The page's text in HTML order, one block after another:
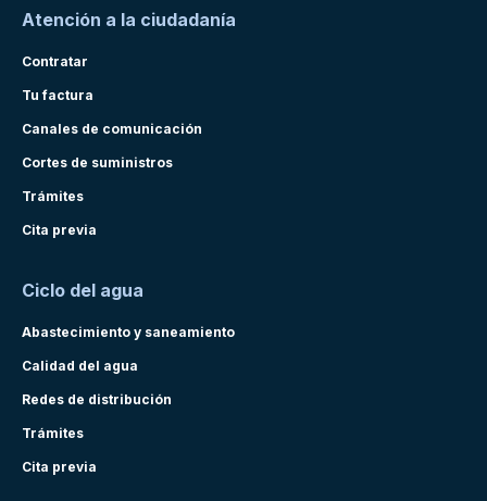
Atención a la ciudadanía
Contratar
Tu factura
Canales de comunicación
Cortes de suministros
Trámites
Cita previa
Ciclo del agua
Abastecimiento y saneamiento
Calidad del agua
Redes de distribución
Trámites
Cita previa